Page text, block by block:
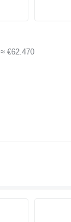
≈ €62.470